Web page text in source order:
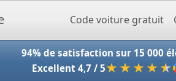
Accueil - CodeclicCode voiture gratuit
94% de satisfaction sur 15 000
Excellent 4,7 / 5★★★★ ★